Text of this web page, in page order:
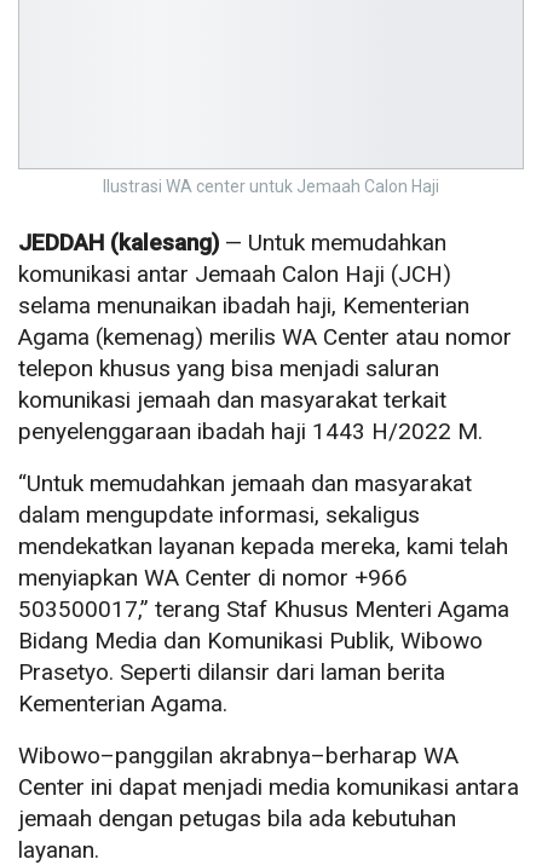
Ilustrasi WA center untuk Jemaah Calon Haji
JEDDAH (kalesang) — Untuk memudahkan
komunikasi antar Jemaah Calon Haji (JCH)
selama menunaikan ibadah haji, Kementerian
Agama (kemenag) merilis WA Center atau nomor
telepon khusus yang bisa menjadi saluran
komunikasi jemaah dan masyarakat terkait
penyelenggaraan ibadah haji 1443 H/2022 M.
“Untuk memudahkan jemaah dan masyarakat
dalam mengupdate informasi, sekaligus
mendekatkan layanan kepada mereka, kami telah
menyiapkan WA Center di nomor +966
503500017,” terang Staf Khusus Menteri Agama
Bidang Media dan Komunikasi Publik, Wibowo
Prasetyo. Seperti dilansir dari laman berita
Kementerian Agama.
Wibowo–panggilan akrabnya–berharap WA
Center ini dapat menjadi media komunikasi antara
jemaah dengan petugas bila ada kebutuhan
layanan.